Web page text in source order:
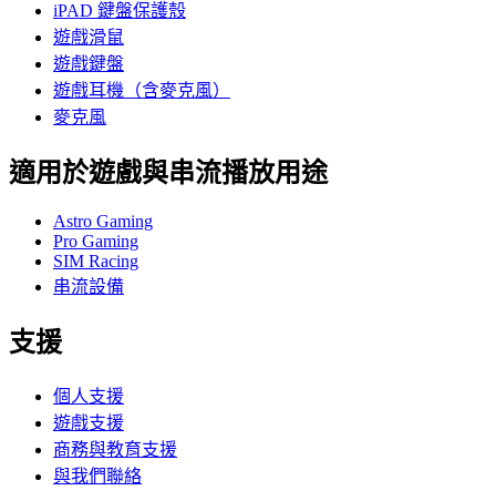
iPAD 鍵盤保護殼
遊戲滑鼠
遊戲鍵盤
遊戲耳機（含麥克風）
麥克風
適用於遊戲與串流播放用途
Astro Gaming
Pro Gaming
SIM Racing
串流設備
支援
個人支援
遊戲支援
商務與教育支援
與我們聯絡